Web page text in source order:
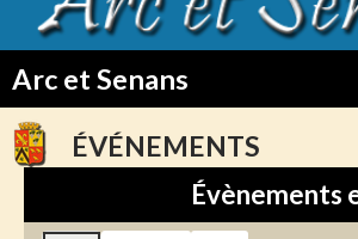
Arc et Senans
TO
CONTENTÉVÉNEMENTS
Évènements